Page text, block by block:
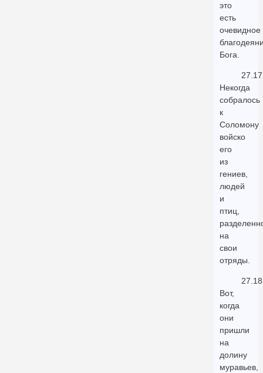
это
есть
очевидное
Бога.
27.17
Некогда
собралось
к
Соломону
войско
его
из
гениев,
людей
и
птиц,
на
свои
отряды.
27.18
Вот,
когда
они
пришли
на
долину
муравьев,